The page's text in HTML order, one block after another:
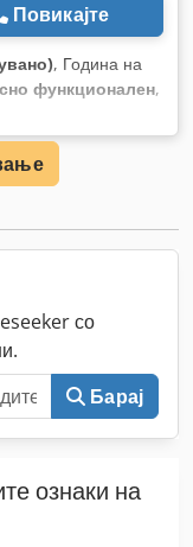
Повикајте
, Година на
функционален,
со
Барај
ознаки на